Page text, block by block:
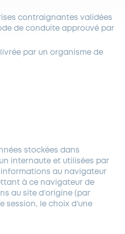
contraignantes validées
de conduite approuvé par
par un organisme de
stockées dans
internaute et utilisées par
informations au navigateur
à ce navigateur de
au site d’origine (par
session, le choix d’une